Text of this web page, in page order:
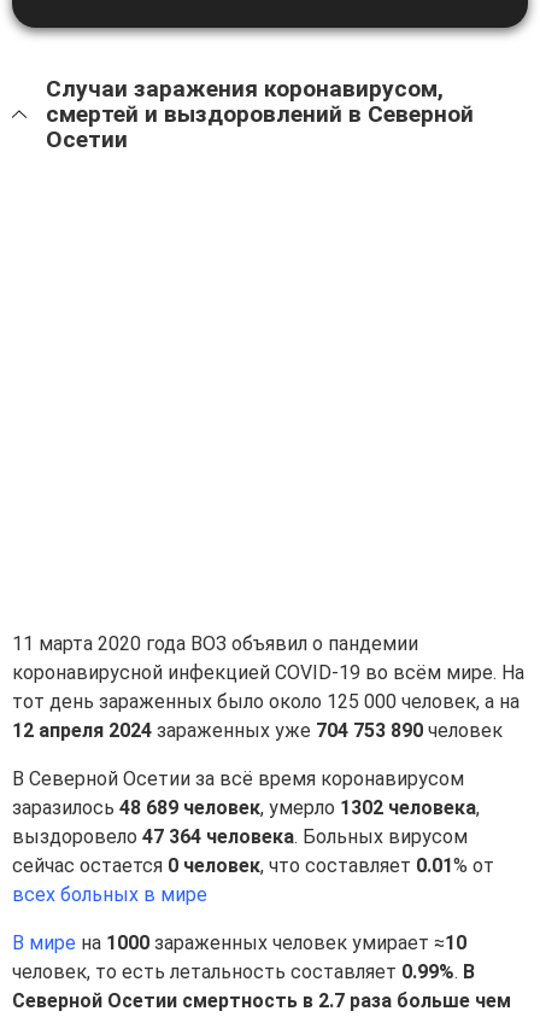
Случаи заражения коронавирусом,
смертей и выздоровлений в Северной
Осетии
11 марта 2020 года ВОЗ объявил о пандемии
коронавирусной инфекцией COVID-19 во всём мире. На
тот день зараженных было около 125 000 человек, а на
12 апреля 2024 зараженных уже 704 753 890 человек
В Северной Осетии за всё время коронавирусом
заразилось 48 689 человек, умерло 1302 человека,
выздоровело 47 364 человека. Больных вирусом
сейчас остается 0 человек, что составляет 0.01% от
всех больных в мире
В мире на 1000 зараженных человек умирает ≈10
человек, то есть летальность составляет 0.99%. В
Северной Осетии смертность в 2.7 раза больше чем